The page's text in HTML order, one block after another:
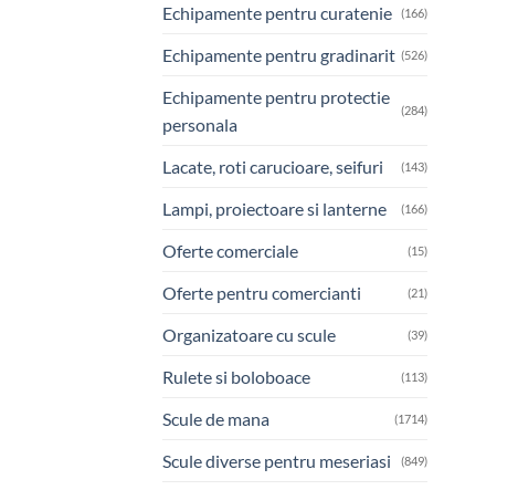
Echipamente pentru curatenie (166)
Echipamente pentru gradinarit (526)
Echipamente pentru protectie
personala
(284)
Lacate, roti carucioare, seifuri (143)
Lampi, proiectoare si lanterne (166)
Oferte comerciale (15)
Oferte pentru comercianti (21)
Organizatoare cu scule (39)
Rulete si boloboace (113)
Scule de mana (1714)
Scule diverse pentru meseriasi (849)